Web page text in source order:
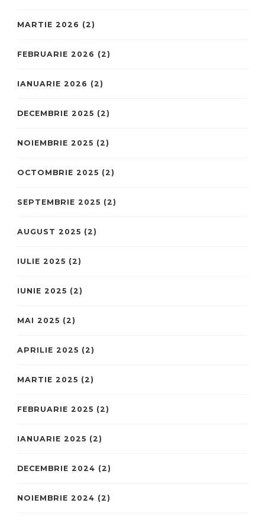
MARTIE 2026 (2)
FEBRUARIE 2026 (2)
IANUARIE 2026 (2)
DECEMBRIE 2025 (2)
NOIEMBRIE 2025 (2)
OCTOMBRIE 2025 (2)
SEPTEMBRIE 2025 (2)
AUGUST 2025 (2)
IULIE 2025 (2)
IUNIE 2025 (2)
MAI 2025 (2)
APRILIE 2025 (2)
MARTIE 2025 (2)
FEBRUARIE 2025 (2)
IANUARIE 2025 (2)
DECEMBRIE 2024 (2)
NOIEMBRIE 2024 (2)